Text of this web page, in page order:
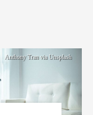
Anthony Tran via Unsplash